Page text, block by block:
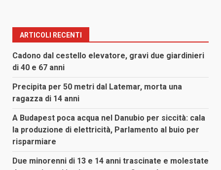
ARTICOLI RECENTI
Cadono dal cestello elevatore, gravi due giardinieri
di 40 e 67 anni
Precipita per 50 metri dal Latemar, morta una
ragazza di 14 anni
A Budapest poca acqua nel Danubio per siccità: cala
la produzione di elettricità, Parlamento al buio per
risparmiare
Due minorenni di 13 e 14 anni trascinate e molestate